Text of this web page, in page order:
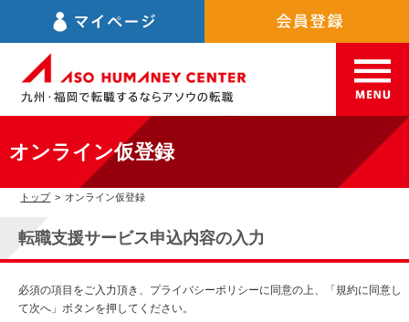
オンライン仮登録
トップ > オンライン仮登録
転職支援サービス申込内容の入力
必須の項目をご入力頂き、プライバシーポリシーに同意の上、「規約に同意し
て次へ」ボタンを押してください。